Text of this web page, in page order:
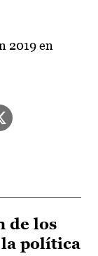
2019 en
de los
la política